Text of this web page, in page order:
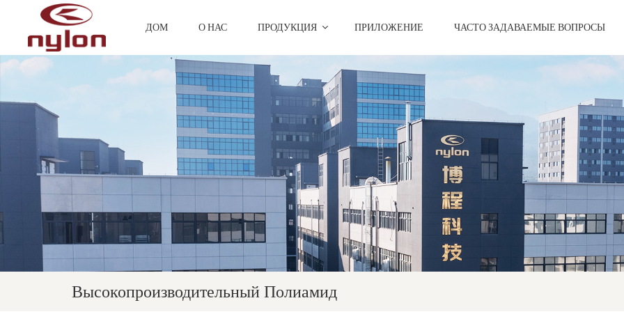
ДОМ О НАС ПРОДУКЦИЯ ПРИЛОЖЕНИЕ ЧАСТО ЗАДАВАЕМЫЕ ВОПРОСЫ
Высокопроизводительный Полиамид